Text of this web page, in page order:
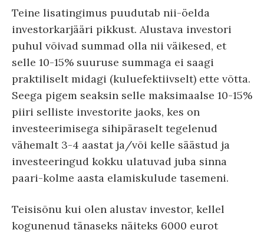
Teine lisatingimus puudutab nii-öelda
investorkarjääri pikkust. Alustava investori
puhul võivad summad olla nii väikesed, et
selle 10-15% suuruse summaga ei saagi
praktiliselt midagi (kuluefektiivselt) ette võtta.
Seega pigem seaksin selle maksimaalse 10-15%
piiri selliste investorite jaoks, kes on
investeerimisega sihipäraselt tegelenud
vähemalt 3-4 aastat ja/või kelle säästud ja
investeeringud kokku ulatuvad juba sinna
paari-kolme aasta elamiskulude tasemeni.
Teisisõnu kui olen alustav investor, kellel
kogunenud tänaseks näiteks 6000 eurot